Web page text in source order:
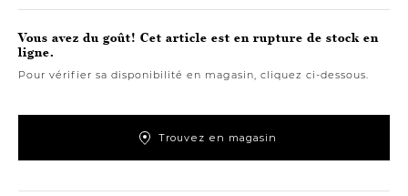
Vous avez du goût! Cet article est en rupture de stock en
ligne.
Pour vérifier sa disponibilité en magasin, cliquez ci-dessous.
Trouvez en magasin